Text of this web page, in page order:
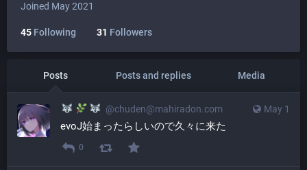
Joined May 2021
45 Following 31 Followers
Posts Posts and replies Media
May 1
@chuden@mahiradon.com
evoJ始まったらしいので久々に来た
0